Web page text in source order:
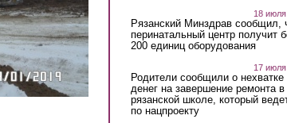
18
Рязанский Минздрав сообщил,
перинатальный центр получит
200 единиц оборудования
17
Родители сообщили о нехватке
денег на завершение ремонта в
рязанской школе, который
по нацпроекту